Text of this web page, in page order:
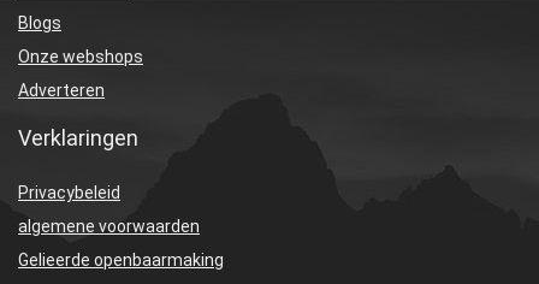
Blogs
Onze webshops
Adverteren
Verklaringen
Privacybeleid
algemene voorwaarden
Gelieerde openbaarmaking